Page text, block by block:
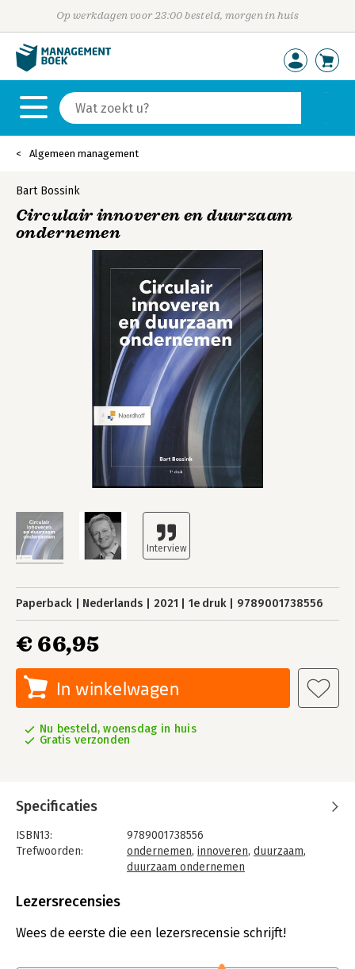
Op werkdagen voor 23:00 besteld, morgen in huis
Algemeen management
Bart Bossink
Circulair innoveren en duurzaam
ondernemen
Paperback Nederlands 2021 1e druk 9789001738556
€ 66,95
In winkelwagen
Nu besteld, woensdag in huis
Gratis verzonden
Specificaties
ISBN13:
9789001738556
Trefwoorden:
ondernemen, innoveren, duurzaam,
duurzaam ondernemen
Bindwijze:
Uitgever:
Noordhoff
Lezersrecensies
Wees de eerste die een lezersrecensie schrijft!